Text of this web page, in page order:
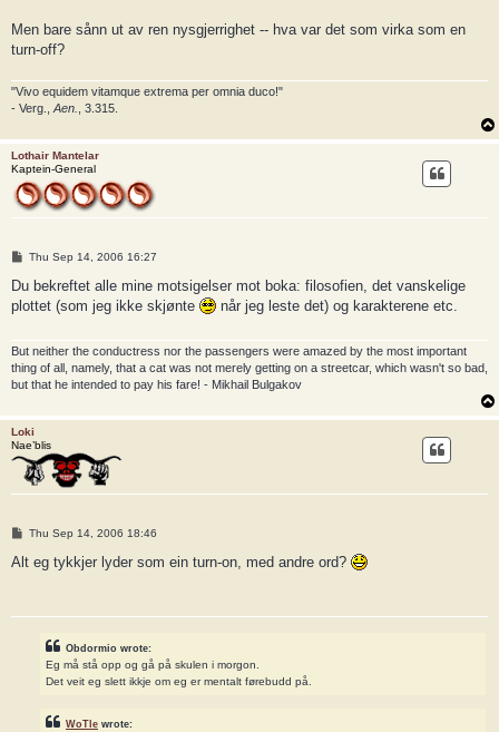
Men bare sånn ut av ren nysgjerrighet -- hva var det som virka som en
turn-off?
"Vivo equidem vitamque extrema per omnia duco!"
- Verg., Aen. , 3.315.
Lothair Mantelar
Kaptein-General
P
s
Thu Sep 14, 2006 16:27
Du bekreftet alle mine motsigelser mot boka: filosofien, det vanskelige
plottet (som jeg ikke skjønte
når jeg leste det) og karakterene etc.
But neither the conductress nor the passengers were amazed by the most important
thing of all, namely, that a cat was not merely getting on a streetcar, which wasn't so bad,
but that he intended to pay his fare! - Mikhail Bulgakov
Loki
Nae’blis
P
s
Thu Sep 14, 2006 18:46
Alt eg tykkjer lyder som ein turn-on, med andre ord?
Obdormio wrote:
Eg må stå opp og gå på skulen i morgon.
Det veit eg slett ikkje om eg er mentalt førebudd på.
WoTle wrote: